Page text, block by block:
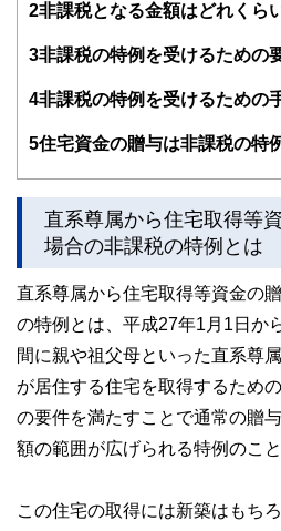
2非課税となる金額はどれくら
3非課税の特例を受けるための
4非課税の特例を受けるための
5住宅資金の贈与は非課税の特
直系尊属から住宅取得等
場合の非課税の特例とは
直系尊属から住宅取得等資金の
の特例とは、平成27年1月1日か
間に親や祖父母といった直系尊
が居住する住宅を取得するため
の要件を満たすことで通常の贈
額の範囲が広げられる特例のこと
この住宅の取得には新築はもち